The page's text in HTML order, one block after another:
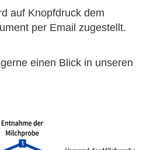
auf Knopfdruck dem
per Email zugestellt.
einen Blick in unseren